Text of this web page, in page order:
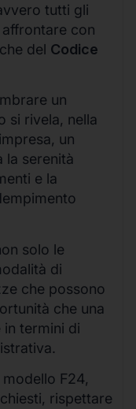
tutti gli
con
del Codice
un
si rivela, nella
un
la serenità
e la
solo le
di
che possono
che una
termini di
F24,
rispettare